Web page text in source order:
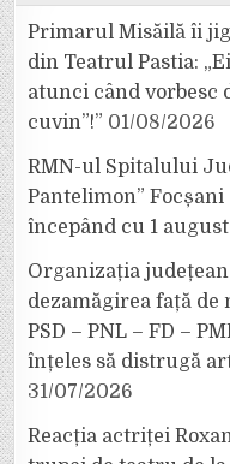
Primarul Misăilă îi
din Teatrul Pastia:
atunci când vorbesc
cuvin”!” 01/08/2026
RMN-ul Spitalului
Pantelimon”
începând cu 1 august
Organizația
dezamăgirea față
PSD – PNL – FD –
înțeles să distrugă
31/07/2026
Reacția actriței